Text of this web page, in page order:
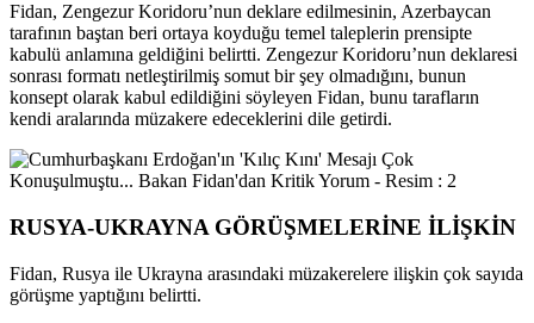
Fidan, Zengezur Koridoru’nun deklare edilmesinin, Azerbaycan
tarafının baştan beri ortaya koyduğu temel taleplerin prensipte
kabulü anlamına geldiğini belirtti. Zengezur Koridoru’nun deklaresi
sonrası formatı netleştirilmiş somut bir şey olmadığını, bunun
konsept olarak kabul edildiğini söyleyen Fidan, bunu tarafların
kendi aralarında müzakere edeceklerini dile getirdi.
RUSYA-UKRAYNA GÖRÜŞMELERİNE İLİŞKİN
Fidan, Rusya ile Ukrayna arasındaki müzakerelere ilişkin çok sayıda
görüşme yaptığını belirtti.